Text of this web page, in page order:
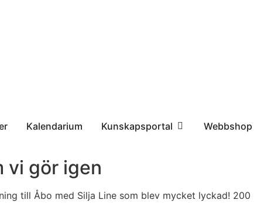
Kalendarium Kunskapsportal Webbshop
vi gör igen
till Åbo med Silja Line som blev mycket lyckad! 200